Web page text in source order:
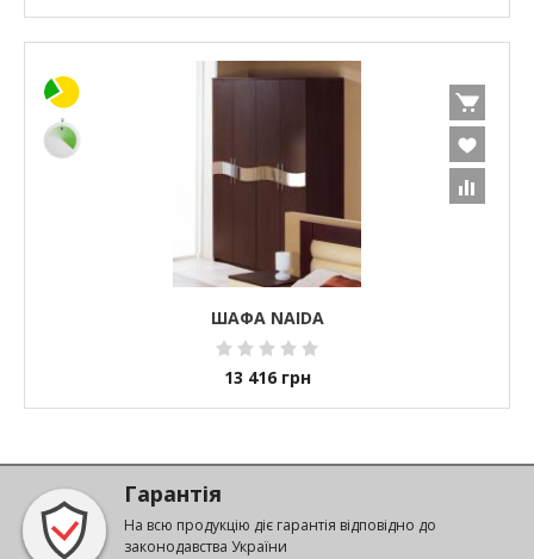
ШАФА NAIDA
13 416 грн
Гарантія
На всю продукцію діє гарантія відповідно до
законодавства України